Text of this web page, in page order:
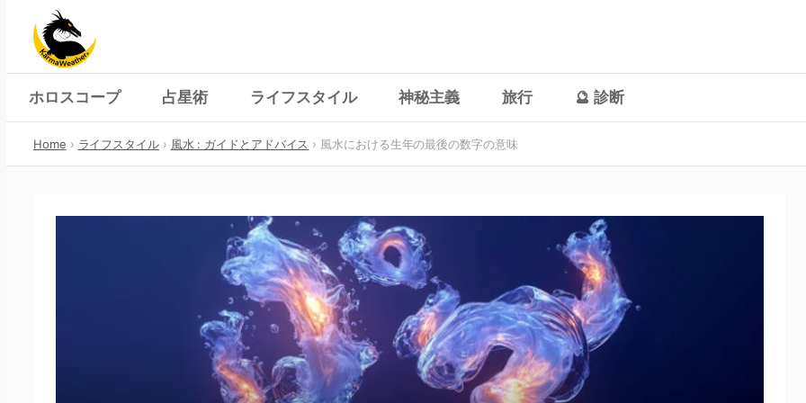
content
ホロスコープ 占星術 ライフスタイル 神秘主義 旅行 🔮 診断
Home ライフスタイル 風水 : ガイドとアドバイス 風水における生年の最後の数字の意味